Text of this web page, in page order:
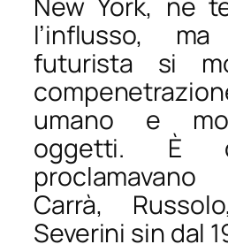
l’influsso, ma
futurista si
umano e
oggetti. È
Carrà,
Severini sin dal